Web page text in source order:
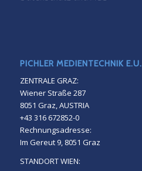
PICHLER MEDIENTECHNIK E.U.
ZENTRALE GRAZ:
Wiener Straße 287
8051 Graz, AUSTRIA
+43 316 672852-0
Rechnungsadresse:
Im Gereut 9, 8051 Graz
STANDORT WIEN: